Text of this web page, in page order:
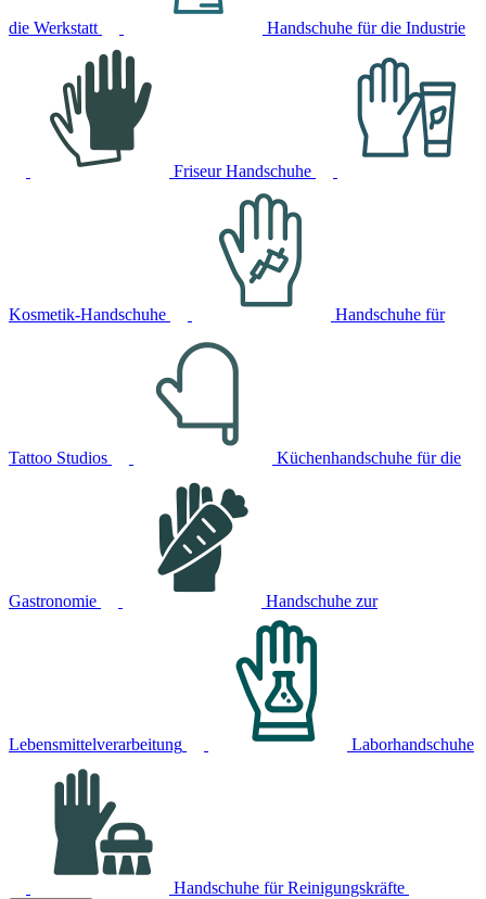
die Werkstatt Handschuhe für die Industrie
Friseur Handschuhe
Kosmetik-Handschuhe Handschuhe für
Tattoo Studios Küchenhandschuhe für die
Gastronomie Handschuhe zur
Lebensmittelverarbeitung Laborhandschuhe
Handschuhe für Reinigungskräfte